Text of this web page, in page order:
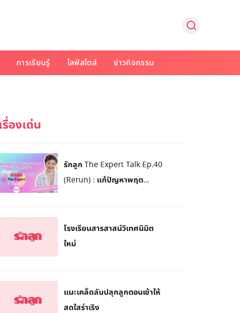
การเรียนรู้ ไลฟ์สไตล์ ข่าวกิจกรรม
รักลูก The Expert Talk Ep.40
(Rerun) : แก้ปัญหาพฤต...
โรงเรียนสารสาสน์วิเทศนิมิต
ใหม่
แนะเคล็ดลับปลุกลูกตอนเช้าให้
สดใสร่าเริง